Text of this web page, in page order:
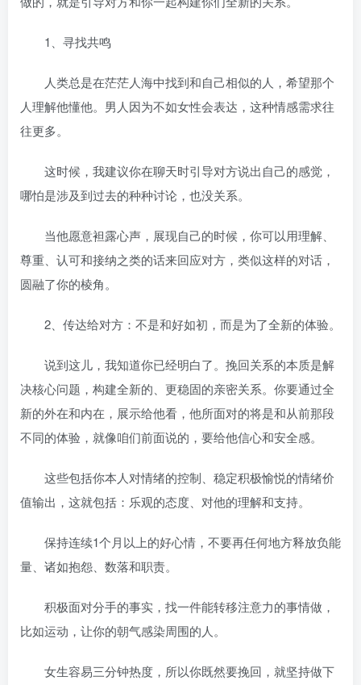
1、寻找共鸣
人类总是在茫茫人海中找到和自己相似的人，希望那个
人理解他懂他。男人因为不如女性会表达，这种情感需求往
往更多。
这时候，我建议你在聊天时引导对方说出自己的感觉，
哪怕是涉及到过去的种种讨论，也没关系。
当他愿意袒露心声，展现自己的时候，你可以用理解、
尊重、认可和接纳之类的话来回应对方，类似这样的对话，
圆融了你的棱角。
2、传达给对方：不是和好如初，而是为了全新的体验。
说到这儿，我知道你已经明白了。挽回关系的本质是解
决核心问题，构建全新的、更稳固的亲密关系。你要通过全
新的外在和内在，展示给他看，他所面对的将是和从前那段
不同的体验，就像咱们前面说的，要给他信心和安全感。
这些包括你本人对情绪的控制、稳定积极愉悦的情绪价
值输出，这就包括：乐观的态度、对他的理解和支持。
保持连续1个月以上的好心情，不要再任何地方释放负能
量、诸如抱怨、数落和职责。
积极面对分手的事实，找一件能转移注意力的事情做，
比如运动，让你的朝气感染周围的人。
女生容易三分钟热度，所以你既然要挽回，就坚持做下